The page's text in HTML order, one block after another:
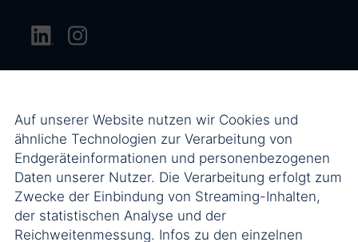
Auf unserer Website nutzen wir Cookies und
ähnliche Technologien zur Verarbeitung von
Endgeräteinformationen und personenbezogenen
Daten unserer Nutzer. Die Verarbeitung erfolgt zum
Zwecke der Einbindung von Streaming-Inhalten,
der statistischen Analyse und der
Reichweitenmessung. Infos zu den einzelnen